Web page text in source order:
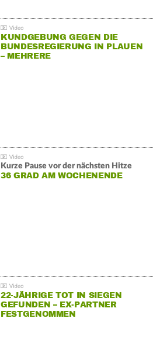
KUNDGEBUNG GEGEN DIE
BUNDESREGIERUNG IN PLAUEN
– MEHRERE
Kurze Pause vor der nächsten Hitze
36 GRAD AM WOCHENENDE
22-JÄHRIGE TOT IN SIEGEN
GEFUNDEN – EX-PARTNER
FESTGENOMMEN